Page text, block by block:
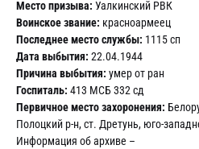
Место призыва: Уалкинский РВК
Воинское звание: красноармеец
Последнее место службы: 1115 сп
Дата выбытия: 22.04.1944
Причина выбытия: умер от ран
Госпиталь: 413 МСБ 332 сд
Первичное место захоронения:
Полоцкий р-н, ст. Дретунь, юго-
Информация об архиве –